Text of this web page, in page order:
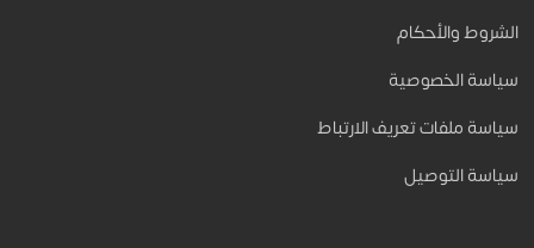
الشروط والأحكام
سياسة الخصوصية
سياسة ملفات تعريف الارتباط
سياسة التوصيل